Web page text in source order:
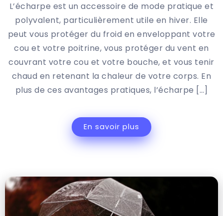
L’écharpe est un accessoire de mode pratique et
polyvalent, particulièrement utile en hiver. Elle
peut vous protéger du froid en enveloppant votre
cou et votre poitrine, vous protéger du vent en
couvrant votre cou et votre bouche, et vous tenir
chaud en retenant la chaleur de votre corps. En
plus de ces avantages pratiques, l’écharpe […]
En savoir plus